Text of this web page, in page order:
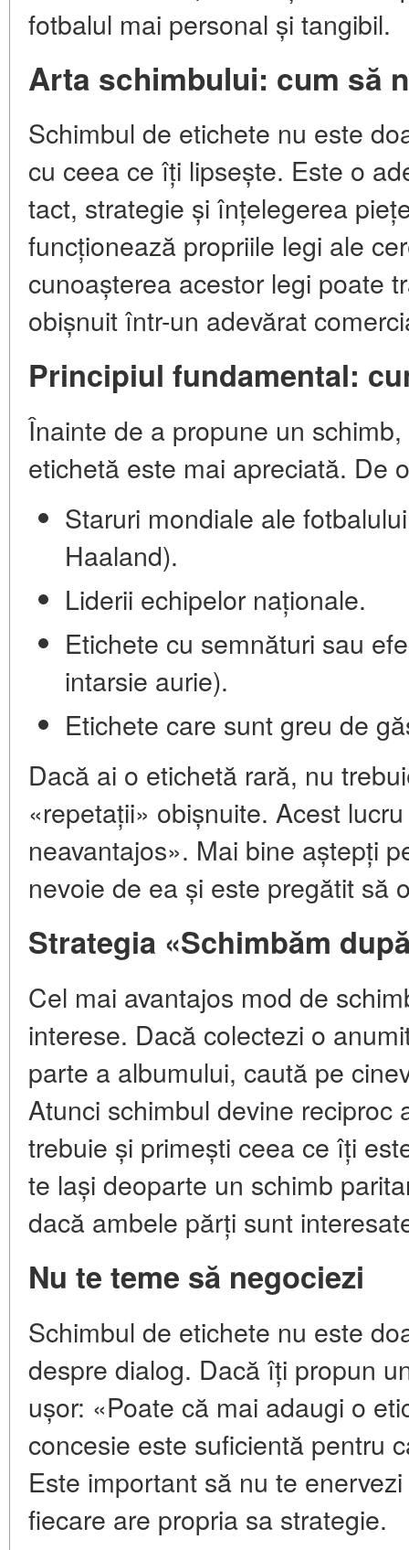
fotbalul mai personal și tangibil.
Arta schimbului: cum să
Schimbul de etichete nu este
cu ceea ce îți lipsește. Este o
tact, strategie și înțelegerea
funcționează propriile legi ale
cunoașterea acestor legi poate
obișnuit într-un adevărat
Principiul fundamental:
Înainte de a propune un
etichetă este mai apreciată. De
Staruri mondiale ale
Haaland).
Liderii echipelor naționale.
Etichete cu semnături sau
intarsie aurie).
Etichete care sunt greu de
Dacă ai o etichetă rară, nu
«repetații» obișnuite. Acest
neavantajos». Mai bine aștepți
nevoie de ea și este pregătit să
Strategia «Schimbăm
Cel mai avantajos mod de
interese. Dacă colectezi o
parte a albumului, caută pe
Atunci schimbul devine reciproc
trebuie și primești ceea ce îți
te lași deoparte un schimb
dacă ambele părți sunt
Nu te teme să negociezi
Schimbul de etichete nu este
despre dialog. Dacă îți propun
ușor: «Poate că mai adaugi o
concesie este suficientă pentru
Este important să nu te
fiecare are propria sa strategie.